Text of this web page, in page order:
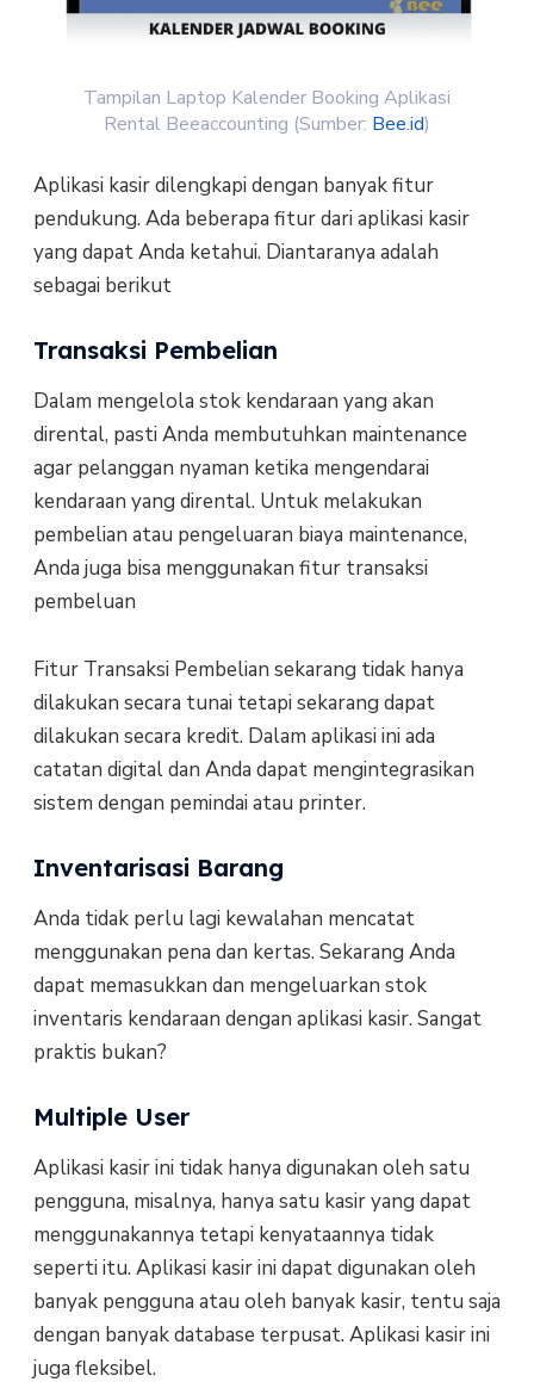
Tampilan Laptop Kalender Booking Aplikasi
Rental Beeaccounting (Sumber: Bee.id)
Aplikasi kasir dilengkapi dengan banyak fitur
pendukung. Ada beberapa fitur dari aplikasi kasir
yang dapat Anda ketahui. Diantaranya adalah
sebagai berikut
Transaksi Pembelian
Dalam mengelola stok kendaraan yang akan
dirental, pasti Anda membutuhkan maintenance
agar pelanggan nyaman ketika mengendarai
kendaraan yang dirental. Untuk melakukan
pembelian atau pengeluaran biaya maintenance,
Anda juga bisa menggunakan fitur transaksi
pembeluan
Fitur Transaksi Pembelian sekarang tidak hanya
dilakukan secara tunai tetapi sekarang dapat
dilakukan secara kredit. Dalam aplikasi ini ada
catatan digital dan Anda dapat mengintegrasikan
sistem dengan pemindai atau printer.
Inventarisasi Barang
Anda tidak perlu lagi kewalahan mencatat
menggunakan pena dan kertas. Sekarang Anda
dapat memasukkan dan mengeluarkan stok
inventaris kendaraan dengan aplikasi kasir. Sangat
praktis bukan?
Multiple User
Aplikasi kasir ini tidak hanya digunakan oleh satu
pengguna, misalnya, hanya satu kasir yang dapat
menggunakannya tetapi kenyataannya tidak
seperti itu. Aplikasi kasir ini dapat digunakan oleh
banyak pengguna atau oleh banyak kasir, tentu saja
dengan banyak database terpusat. Aplikasi kasir ini
juga fleksibel.